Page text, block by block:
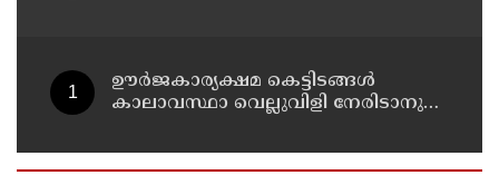
ഊർജകാര്യക്ഷമ കെട്ടിടങ്ങൾ
കാലാവസ്ഥാ വെല്ലുവിളി നേരിടാനുള്ള